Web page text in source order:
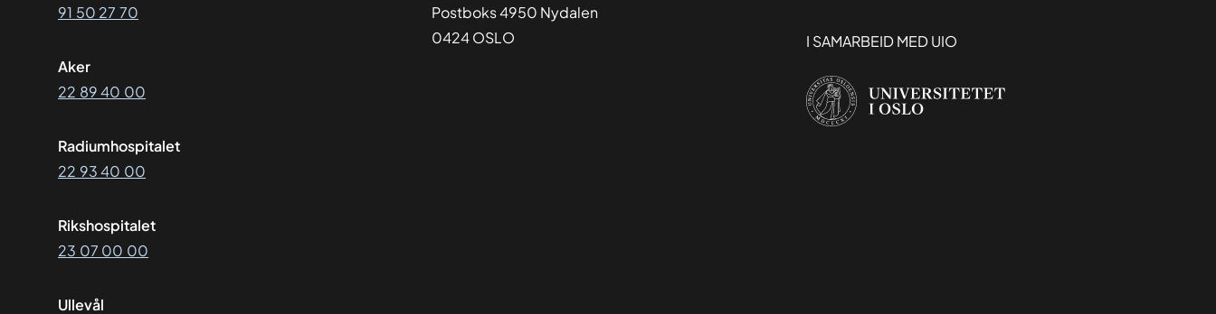
91 50 27 70
Aker
22 89 40 00
Radiumhospitalet
22 93 40 00
Rikshospitalet
23 07 00 00
Ullevål
Postboks 4950 Nydalen
0424 OSLO
I SAMARBEID MED UIO